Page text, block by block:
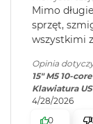
2
T
B
M
a
c
B
Obsługa
Obsługa
Dwa
Hz lub 4K
Układ
Materiał
Mimo
sprzęt,
wszystkimi
Opinia
15" M5
Klawiatura
4/28/2026
0